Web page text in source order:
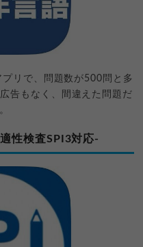
リで、問題数が500問と多
告もなく、間違えた問題だ
性検査SPI3対応-